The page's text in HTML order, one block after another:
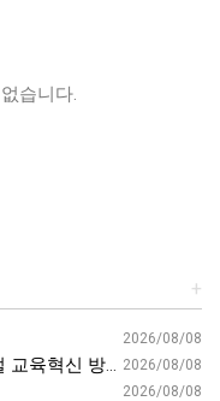
습니다.
+
2026/08/08
2026/08/08
모색 - 웹이코노미
2026/08/08